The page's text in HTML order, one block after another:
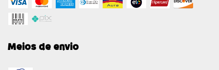
Meios de envio